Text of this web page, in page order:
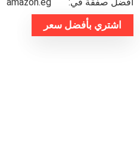
اشتري بأفضل سعر